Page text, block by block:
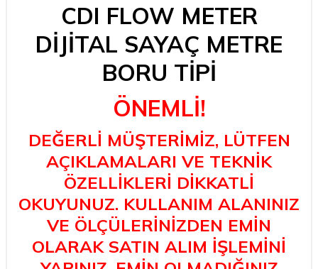
CDI FLOW METER
DİJİTAL SAYAÇ METRE
BORU TİPİ
ÖNEMLİ!
DEĞERLİ MÜŞTERİMİZ, LÜTFEN
AÇIKLAMALARI VE TEKNİK
ÖZELLİKLERİ DİKKATLİ
OKUYUNUZ. KULLANIM ALANINIZ
VE ÖLÇÜLERİNİZDEN EMİN
OLARAK SATIN ALIM İŞLEMİNİ